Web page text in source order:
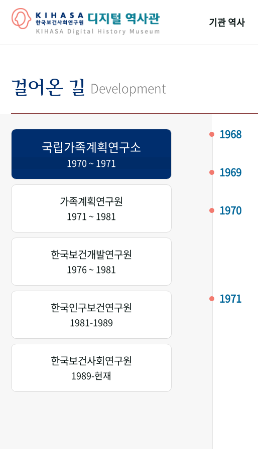
기관 역사
걸어온 길 Development
국립가족계획연구소
1970 ~ 1971
가족계획연구원
1971 ~ 1981
한국보건개발연구원
1976 ~ 1981
한국인구보건연구원
1981-1989
한국보건사회연구원
1989-현재
1968
1969
1970
1971